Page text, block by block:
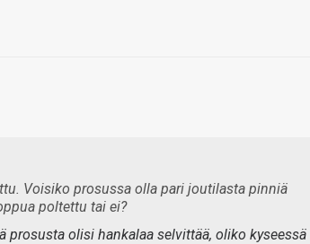
Voisiko prosussa olla pari joutilasta pinniä
poltettu tai ei?
olisi hankalaa selvittää, oliko kyseessä